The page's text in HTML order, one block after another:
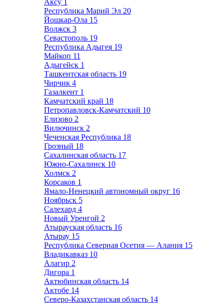
Аксу 1
Республика Марий Эл 20
Йошкар-Ола 15
Волжск 3
Севастополь 19
Республика Адыгея 19
Майкоп 11
Адыгейск 1
Ташкентская область 19
Чирчик 4
Газалкент 1
Камчатский край 18
Петропавловск-Камчатский 10
Елизово 2
Вилючинск 2
Чеченская Республика 18
Грозный 18
Сахалинская область 17
Южно-Сахалинск 10
Холмск 2
Корсаков 1
Ямало-Ненецкий автономный округ 16
Ноябрьск 5
Салехард 4
Новый Уренгой 2
Атырауская область 16
Атырау 15
Республика Северная Осетия — Алания 15
Владикавказ 10
Алагир 2
Дигора 1
Актюбинская область 14
Актобе 14
Северо-Казахстанская область 14